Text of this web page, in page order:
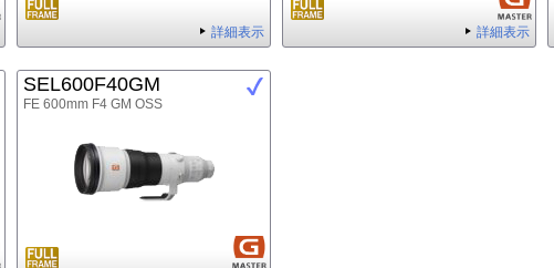
詳細表示 詳細表示
SEL600F40GM
FE 600mm F4 GM OSS